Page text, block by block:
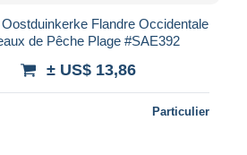
Oostduinkerke Flandre Occidentale
de Pêche Plage #SAE392
± US$ 13,86
Particulier